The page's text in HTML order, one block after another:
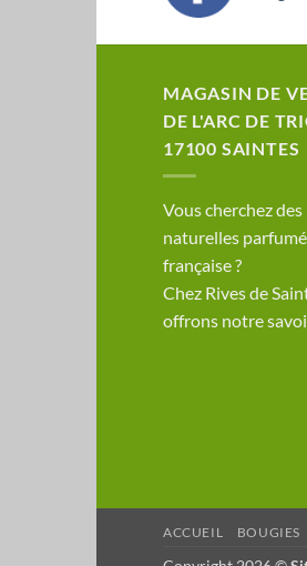
MAGASIN DE
DE L'ARC DE
17100 SAINTES
​Vous cherchez
naturelles
française ?
Chez Rives de
offrons notre
ACCUEIL BOUGIES